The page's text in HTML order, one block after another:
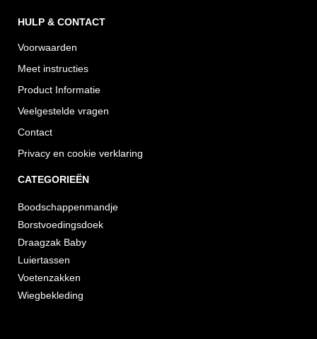
HULP & CONTACT
Voorwaarden
Meet instructies
Product Informatie
Veelgestelde vragen
Contact
Privacy en cookie verklaring
CATEGORIEËN
Boodschappenmandje
Borstvoedingsdoek
Draagzak Baby
Luiertassen
Voetenzakken
Wiegbekleding